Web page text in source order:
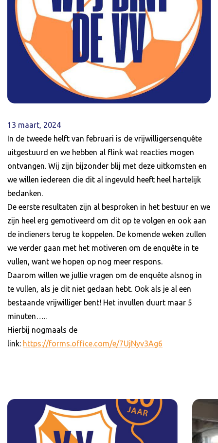
13 maart, 2024
In de tweede helft van februari is de vrijwilligersenquête
uitgestuurd en we hebben al flink wat reacties mogen
ontvangen. Wij zijn bijzonder blij met deze uitkomsten en
we willen iedereen die dit al ingevuld heeft heel hartelijk
bedanken.
De eerste resultaten zijn al besproken in het bestuur en we
zijn heel erg gemotiveerd om dit op te volgen en ook aan
de indieners terug te koppelen. De komende weken zullen
we verder gaan met het motiveren om de enquête in te
vullen, want we hopen op nog meer respons.
Daarom willen we jullie vragen om de enquête alsnog in
te vullen, als je dit niet gedaan hebt. Ook als je al een
bestaande vrijwilliger bent! Het invullen duurt maar 5
minuten…..
Hierbij nogmaals de
link: https://forms.office.com/e/7UjNyv3Ag6